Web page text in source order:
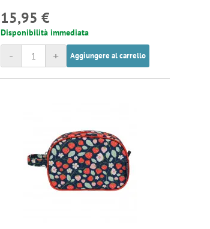
15,95 €
Disponibilità immediata
+
- Aggiungere al carrello